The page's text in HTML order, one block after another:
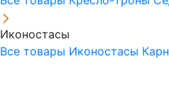
Иконостасы
Все товары Иконостасы